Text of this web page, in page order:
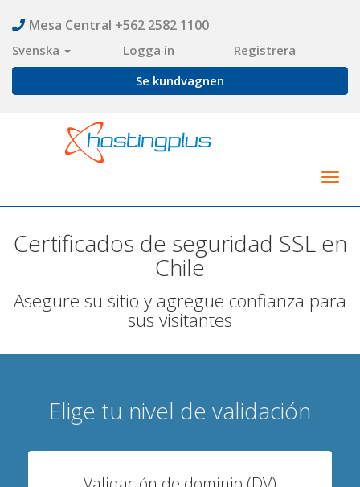
Mesa Central +562 2582 1100
Svenska Logga in
Registrera
Se kundvagnen
Certificados de seguridad SSL en
Chile
Asegure su sitio y agregue confianza para
sus visitantes
Elige tu nivel de validación